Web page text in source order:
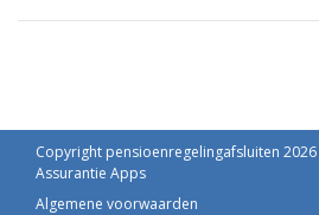
Copyright pensioenregelingafsluiten
Assurantie Apps
Algemene voorwaarden